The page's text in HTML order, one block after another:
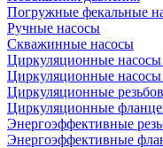
Погружные фекальные
Ручные насосы
Скважинные насосы
Циркуляционные
Циркуляционные насосы
Циркуляционные
Циркуляционные
Энергоэффективные
Энергоэффективные